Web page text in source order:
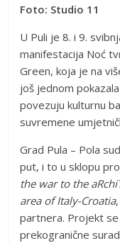
Foto: Studio 11
U Puli je 8. i 9.
manifestacija Noć
Green, koja je na
još jednom
povezuju kulturnu
suvremene
Grad Pula – Pola
put, i to u sklopu
the war to the
area of Italy-Croatia
partnera. Projekt
prekogranične